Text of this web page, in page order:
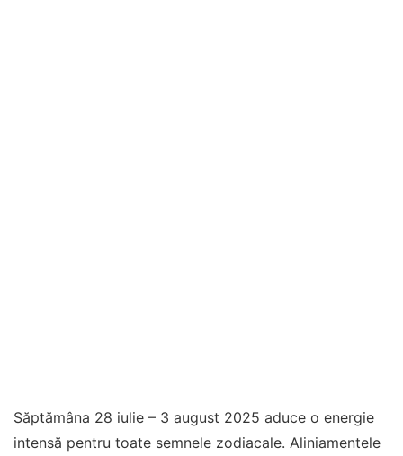
Săptămâna 28 iulie – 3 august 2025 aduce o energie
intensă pentru toate semnele zodiacale. Aliniamentele